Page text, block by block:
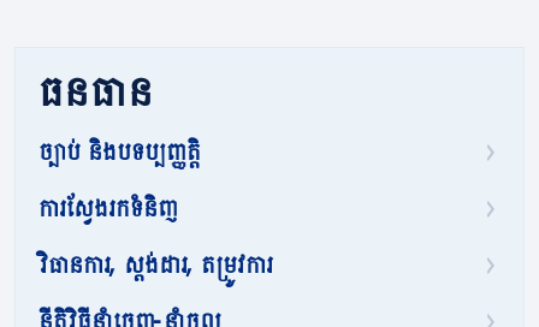
ធនធាន
ច្បាប់ និងបទប្បញ្ញត្តិ
ការស្វែងរកទំនិញ
វិធានការ, ស្តង់ដារ, តម្រូវការ
នីតិវិធីនាំចេញ-នាំចូល